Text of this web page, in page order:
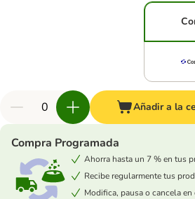
Añadir a la
Compra Programada
Ahorra hasta un 7 % en tus
Recibe regularmente tus
Modifica, pausa o cancela